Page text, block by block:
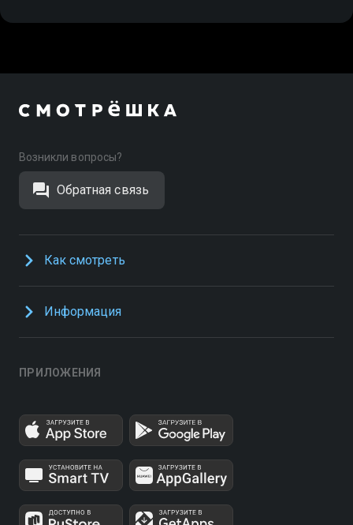
Возникли вопросы?
Обратная связь
Как смотреть
Информация
ПРИЛОЖЕНИЯ